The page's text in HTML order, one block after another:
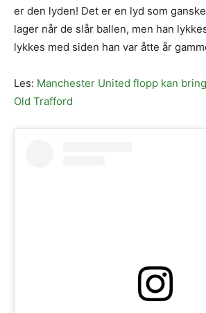
er den lyden! Det er en lyd som
lager når de slår ballen, men han
lykkes med siden han var åtte år
Les: Manchester United flopp kan
Old Trafford